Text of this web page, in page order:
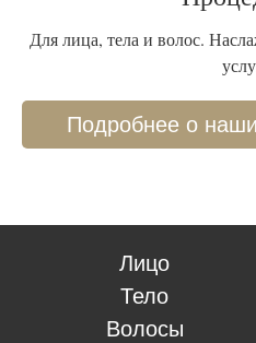
Для лица, тела и волос.
Подробнее о
Лицо
Тело
Волосы